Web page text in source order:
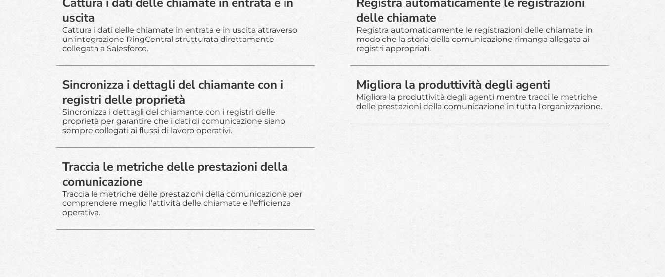
uscita
Cattura i dati delle chiamate in entrata e in uscita attraverso
un'integrazione RingCentral strutturata direttamente
collegata a Salesforce.
delle chiamate
Registra automaticamente le registrazioni delle chiamate in
modo che la storia della comunicazione rimanga allegata ai
registri appropriati.
Sincronizza i dettagli del chiamante con i
registri delle proprietà
Sincronizza i dettagli del chiamante con i registri delle
proprietà per garantire che i dati di comunicazione siano
sempre collegati ai flussi di lavoro operativi.
Migliora la produttività degli agenti
Migliora la produttività degli agenti mentre tracci le metriche
delle prestazioni della comunicazione in tutta l'organizzazione.
Traccia le metriche delle prestazioni della
comunicazione
Traccia le metriche delle prestazioni della comunicazione per
comprendere meglio l'attività delle chiamate e l'efficienza
operativa.